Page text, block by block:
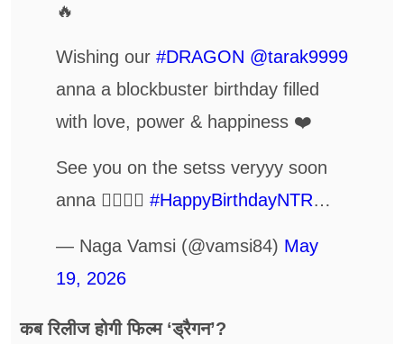
🔥
Wishing our #DRAGON @tarak9999
anna a blockbuster birthday filled
with love, power & happiness ❤️
See you on the setss veryyy soon
anna ❤️‍🔥🥳🦚 #HappyBirthdayNTR…
— Naga Vamsi (@vamsi84) May
19, 2026
कब रिलीज होगी फिल्म ‘ड्रैगन’?